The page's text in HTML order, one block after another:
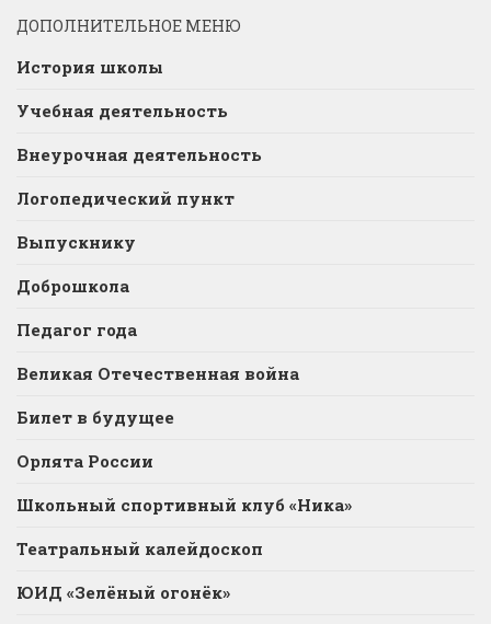
ДОПОЛНИТЕЛЬНОЕ МЕНЮ
История школы
Учебная деятельность
Внеурочная деятельность
Логопедический пункт
Выпускнику
Доброшкола
Педагог года
Великая Отечественная война
Билет в будущее
Орлята России
Школьный спортивный клуб «Ника»
Театральный калейдоскоп
ЮИД «Зелёный огонёк»